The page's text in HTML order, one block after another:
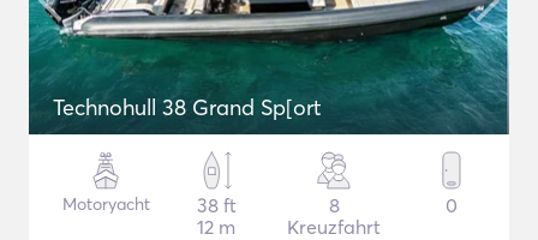
Technohull 38 Grand Sp[ort
Motoryacht
38 ft
12 m
8
Kreuzfahrt
0